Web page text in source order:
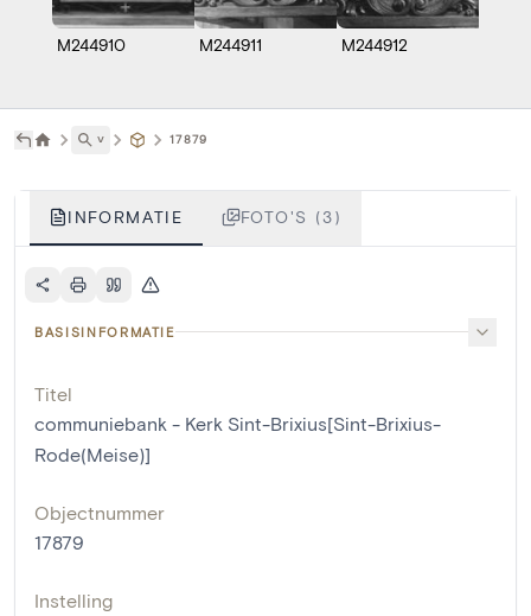
M244910 M244911 M244912
˅ 17879
INFORMATIE FOTO'S (3)
BASISINFORMATIE
Titel
communiebank - Kerk Sint-Brixius[Sint-Brixius-
Rode(Meise)]
Objectnummer
17879
Instelling